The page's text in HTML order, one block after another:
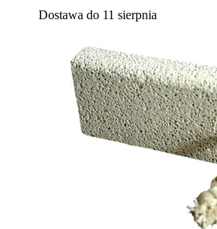
Dostawa do 11 sierpnia